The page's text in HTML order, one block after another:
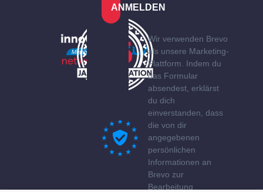
ANMELDEN
Wir verwenden Brevo
als unsere Marketing-
Plattform. Indem du
das Formular
absendest, erklärst
du dich
einverstanden, dass
die von dir
angegebenen
persönlichen
Informationen an
Brevo zur
Bearbeitung